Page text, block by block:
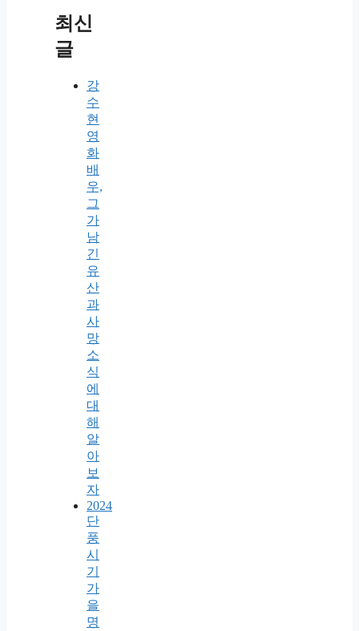
최신
글
강
수
현
영
화
배
우,
그
가
남
긴
유
산
과
사
망
소
식
에
대
해
알
아
보
자
2024
단
풍
시
기
가
을
명